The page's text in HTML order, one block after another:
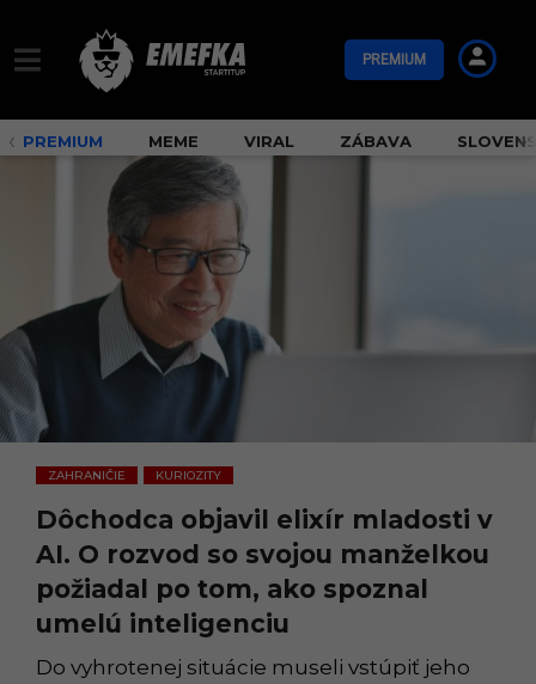
PREMIUM
PREMIUM MEME VIRAL ZÁBAVA
ZAHRANIČIE
,
KURIOZITY
Dôchodca objavil elixír mladosti v
AI. O rozvod so svojou manželkou
požiadal po tom, ako spoznal
umelú inteligenciu
Do vyhrotenej situácie museli vstúpiť jeho